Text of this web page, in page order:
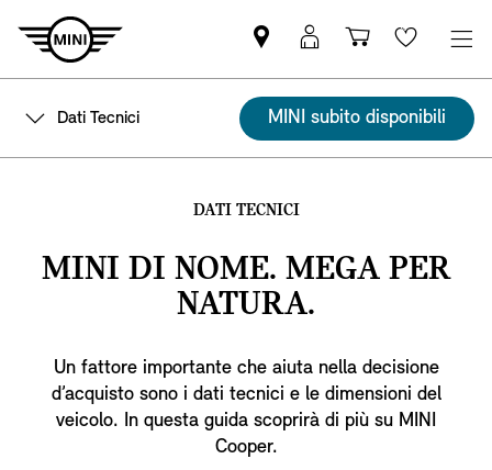
Trovi
partner
MINI
MyMini
login
Carrello
degli
acquisti
Wishlist
Dati Tecnici MINI subito disponibili
DATI TECNICI
MINI DI NOME. MEGA PER
NATURA.
Un fattore importante che aiuta nella decisione
d’acquisto sono i dati tecnici e le dimensioni del
veicolo. In questa guida scoprirà di più su MINI
Cooper.